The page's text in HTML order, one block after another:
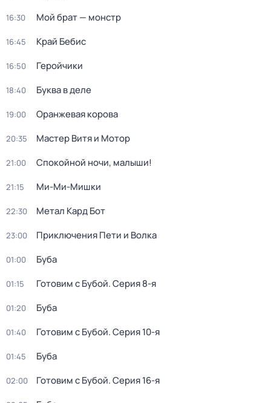
16:30 Мой брат — монстр
16:45 Край Бебис
16:50 Геройчики
18:40 Буква в деле
19:00 Оранжевая корова
20:35 Мастер Витя и Мотор
21:00 Спокойной ночи, малыши!
21:15 Ми-Ми-Мишки
22:30 Метал Кард Бот
23:00 Приключения Пети и Волка
01:00 Буба
01:15 Готовим с Бубой. Серия 8-я
01:20 Буба
01:40 Готовим с Бубой. Серия 10-я
01:45 Буба
02:00 Готовим с Бубой. Серия 16-я